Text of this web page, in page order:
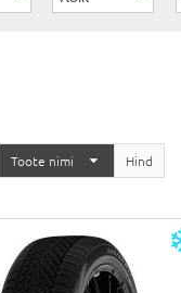
Toote nimi Hind